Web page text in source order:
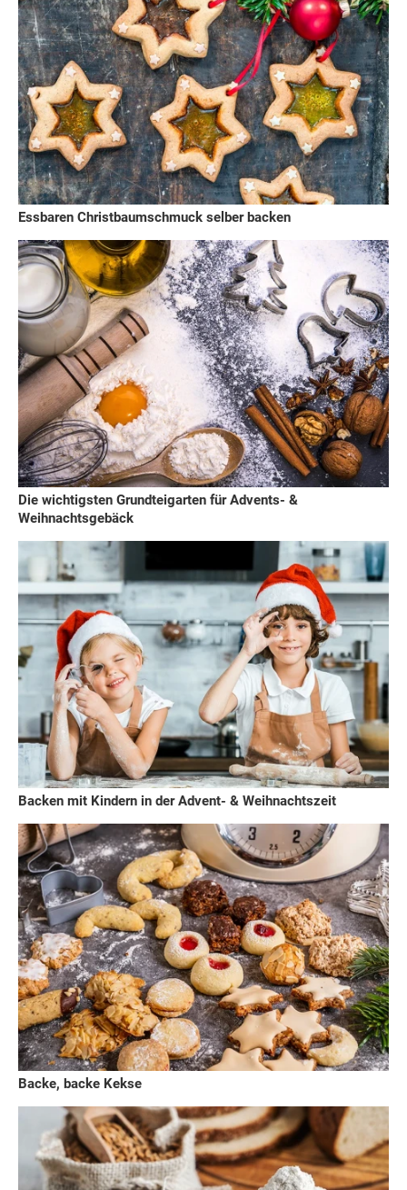
Essbaren Christbaumschmuck selber backen
Die wichtigsten Grundteigarten für Advents- &
Weihnachtsgebäck
Backen mit Kindern in der Advent- & Weihnachtszeit
Backe, backe Kekse